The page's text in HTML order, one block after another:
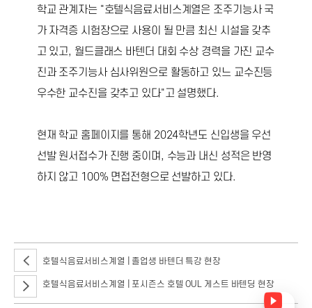
학교 관계자는 "호텔식음료서비스계열은 조주기능사 국
가 자격증 시험장으로 사용이 될 만큼 최신 시설을 갖추
고 있고, 월드클래스 바텐더 대회 수상 경력을 가진 교수
진과 조주기능사 심사위원으로 활동하고 있느 교수진등
우수한 교수진을 갖추고 있다"고 설명했다.
현재 학교 홈페이지를 통해 2024학년도 신입생을 우선
선발 원서접수가 진행 중이며, 수능과 내신 성적은 반영
하지 않고 100% 면접전형으로 선발하고 있다.
호텔식음료서비스계열 | 졸업생 바텐더 특강 현장
호텔식음료서비스계열 | 포시즌스 호텔 OUL 게스트 바텐딩 현장